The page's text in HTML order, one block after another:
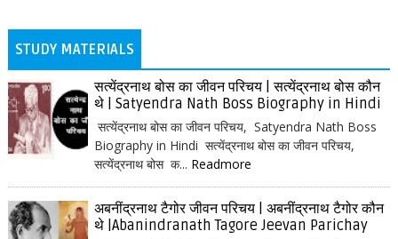
STUDY MATERIALS
सत्येंद्रनाथ बोस का जीवन परिचय | सत्येंद्रनाथ बोस कौन
थे | Satyendra Nath Boss Biography in Hindi
सत्येंद्रनाथ बोस का जीवन परिचय, Satyendra Nath Boss
Biography in Hindi सत्येंद्रनाथ बोस का जीवन परिचय,
सत्येंद्रनाथ बोस क... Readmore
अबनींद्रनाथ टैगोर जीवन परिचय | अबनींद्रनाथ टैगोर कौन
थे |Abanindranath Tagore Jeevan Parichay